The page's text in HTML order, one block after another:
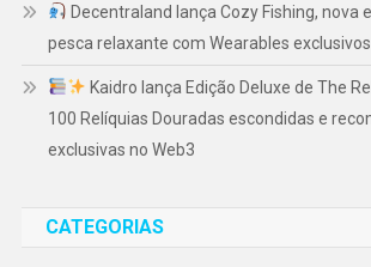
Decentraland lança Cozy Fishing, nova
pesca relaxante com Wearables exclusivos
Kaidro lança Edição Deluxe de The
100 Relíquias Douradas escondidas e
exclusivas no Web3
CATEGORIAS